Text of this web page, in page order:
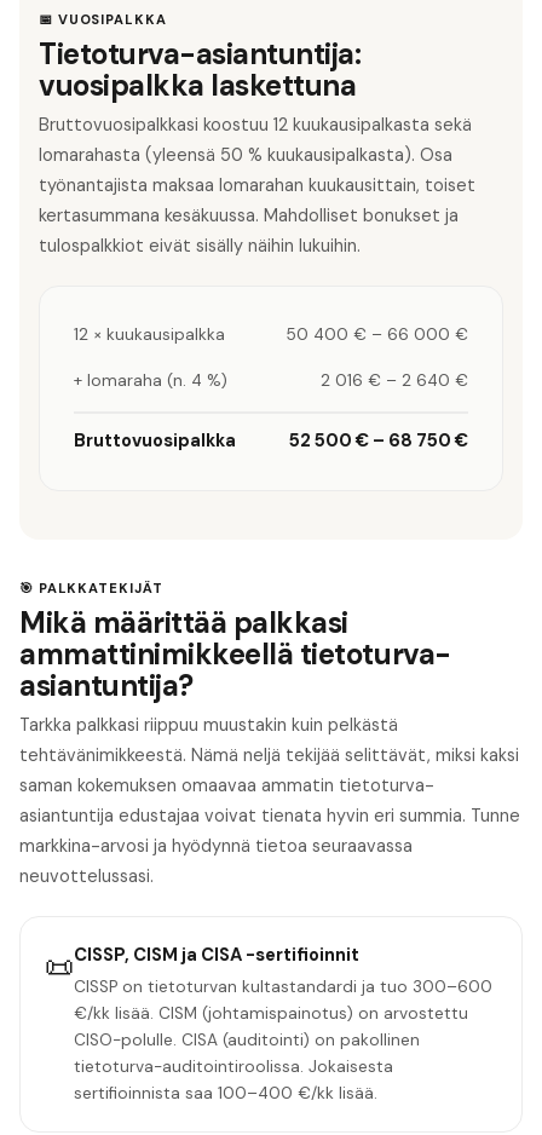
📅 VUOSIPALKKA
Tietoturva-asiantuntija:
vuosipalkka laskettuna
Bruttovuosipalkkasi koostuu 12 kuukausipalkasta sekä
lomarahasta (yleensä 50 % kuukausipalkasta). Osa
työnantajista maksaa lomarahan kuukausittain, toiset
kertasummana kesäkuussa. Mahdolliset bonukset ja
tulospalkkiot eivät sisälly näihin lukuihin.
12 × kuukausipalkka 50 400 € – 66 000 €
+ lomaraha (n. 4 %) 2 016 € – 2 640 €
Bruttovuosipalkka 52 500 € – 68 750 €
🎯 PALKKATEKIJÄT
Mikä määrittää palkkasi
ammattinimikkeellä tietoturva-
asiantuntija?
Tarkka palkkasi riippuu muustakin kuin pelkästä
tehtävänimikkeestä. Nämä neljä tekijää selittävät, miksi kaksi
saman kokemuksen omaavaa ammatin tietoturva-
asiantuntija edustajaa voivat tienata hyvin eri summia. Tunne
markkina-arvosi ja hyödynnä tietoa seuraavassa
neuvottelussasi.
📜CISSP, CISM ja CISA -sertifioinnit
CISSP on tietoturvan kultastandardi ja tuo 300–600
€/kk lisää. CISM (johtamispainotus) on arvostettu
CISO-polulle. CISA (auditointi) on pakollinen
tietoturva-auditointiroolissa. Jokaisesta
sertifioinnista saa 100–400 €/kk lisää.